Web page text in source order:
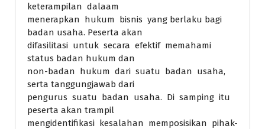
keterampilan dalaam
menerapkan hukum bisnis yang berlaku bagi
badan usaha. Peserta akan
difasilitasi untuk secara efektif memahami
status badan hukum dan
non-badan hukum dari suatu badan usaha,
serta tanggungjawab dari
pengurus suatu badan usaha. Di samping itu
peserta akan trampil
mengidentifikasi kesalahan memposisikan pihak-